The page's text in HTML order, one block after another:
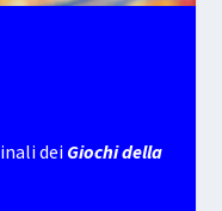
dei Giochi della